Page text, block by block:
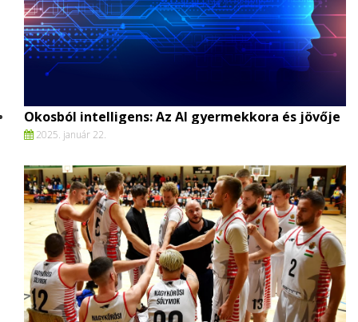
Okosból intelligens: Az AI gyermekkora és jövője
2025. január 22.